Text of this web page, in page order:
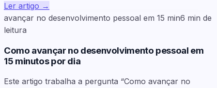
Ler artigo →
avançar no desenvolvimento pessoal em 15 min6 min de
leitura
Como avançar no desenvolvimento pessoal em
15 minutos por dia
Este artigo trabalha a pergunta “Como avançar no